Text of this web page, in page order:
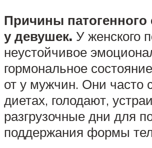
Причины патогенного
у девушек. У женского
неустойчивое
гормональное
от у мужчин. Они часто
диетах, голодают,
разгрузочные дни для
поддержания формы